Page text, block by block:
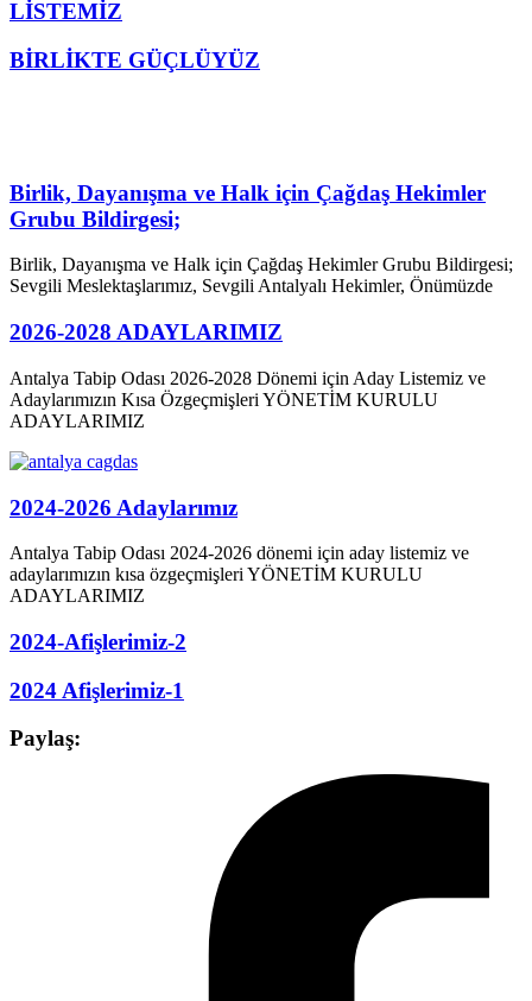
LİSTEMİZ
BİRLİKTE GÜÇLÜYÜZ
Birlik, Dayanışma ve Halk için Çağdaş Hekimler
Grubu Bildirgesi;
Birlik, Dayanışma ve Halk için Çağdaş Hekimler Grubu Bildirgesi;
Sevgili Meslektaşlarımız, Sevgili Antalyalı Hekimler, Önümüzde
2026-2028 ADAYLARIMIZ
Antalya Tabip Odası 2026-2028 Dönemi için Aday Listemiz ve
Adaylarımızın Kısa Özgeçmişleri YÖNETİM KURULU
ADAYLARIMIZ
2024-2026 Adaylarımız
Antalya Tabip Odası 2024-2026 dönemi için aday listemiz ve
adaylarımızın kısa özgeçmişleri YÖNETİM KURULU
ADAYLARIMIZ
2024-Afişlerimiz-2
2024 Afişlerimiz-1
Paylaş: